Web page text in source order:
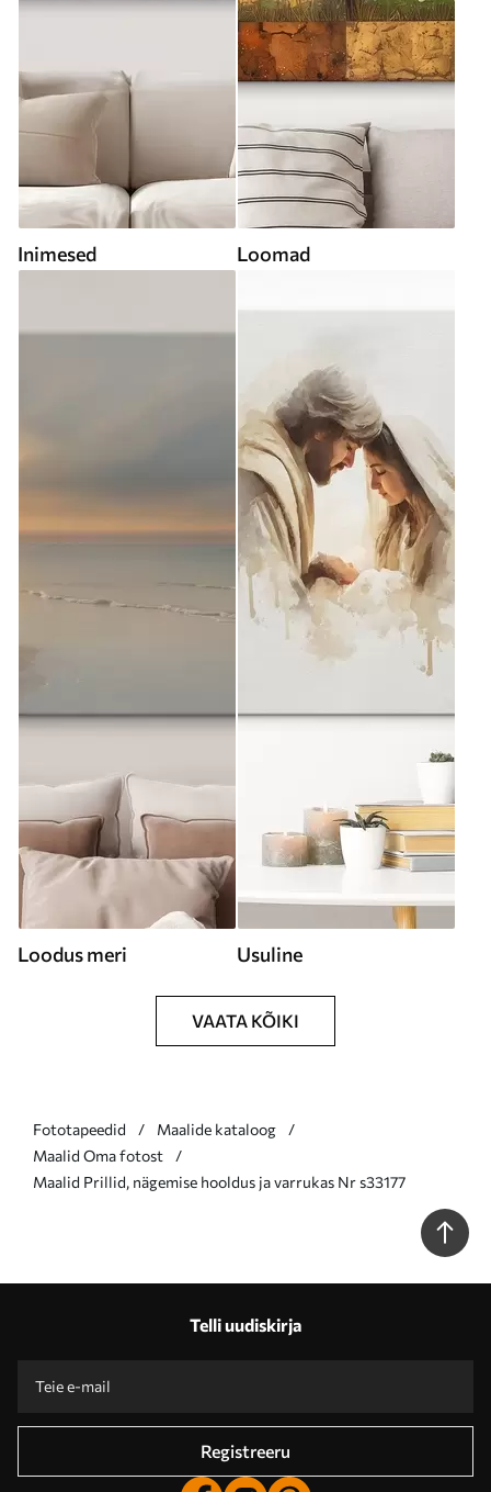
Inimesed Loomad
Loodus meri Usuline
VAATA KÕIKI
Fototapeedid
Maalide kataloog
Maalid Oma fotost
Maalid Prillid, nägemise hooldus ja varrukas Nr s33177
Telli uudiskirja
Registreeru